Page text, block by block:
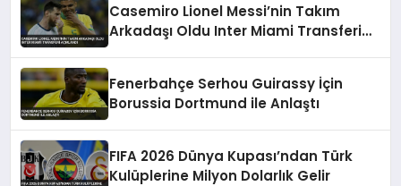
Casemiro Lionel Messi’nin Takım
Arkadaşı Oldu Inter Miami Transferi
Fenerbahçe Serhou Guirassy İçin
Borussia Dortmund ile Anlaştı
FIFA 2026 Dünya Kupası’ndan Türk
Kulüplerine Milyon Dolarlık Gelir